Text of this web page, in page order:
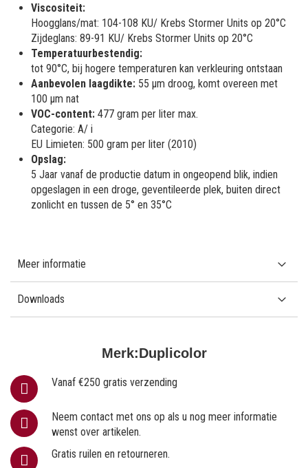
Merk:Duplicolor
Vanaf €250 gratis verzending
Neem contact met ons op als u nog meer informatie
wenst over artikelen.
Gratis ruilen en retourneren.
Viscositeit:
Hoogglans/mat: 104-108 KU/ Krebs Stormer Units op 20°C
Zijdeglans: 89-91 KU/ Krebs Stormer Units op 20°C
Temperatuurbestendig:
tot 90°C, bij hogere temperaturen kan verkleuring ontstaan
Aanbevolen laagdikte: 55 µm droog, komt overeen met
100 µm nat
VOC-content: 477 gram per liter max.
Categorie: A/ i
EU Limieten: 500 gram per liter (2010)
Opslag:
5 Jaar vanaf de productie datum in ongeopend blik, indien
opgeslagen in een droge, geventileerde plek, buiten direct
zonlicht en tussen de 5° en 35°C
Meer informatie
Downloads